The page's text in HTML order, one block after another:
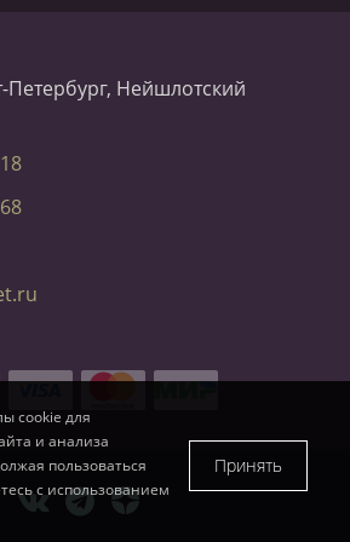
Петербург, Нейшлотский
cookie для
и анализа
пользоваться
с использованием
Принять